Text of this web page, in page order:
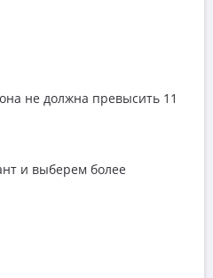
не должна превысить 11
и выберем более